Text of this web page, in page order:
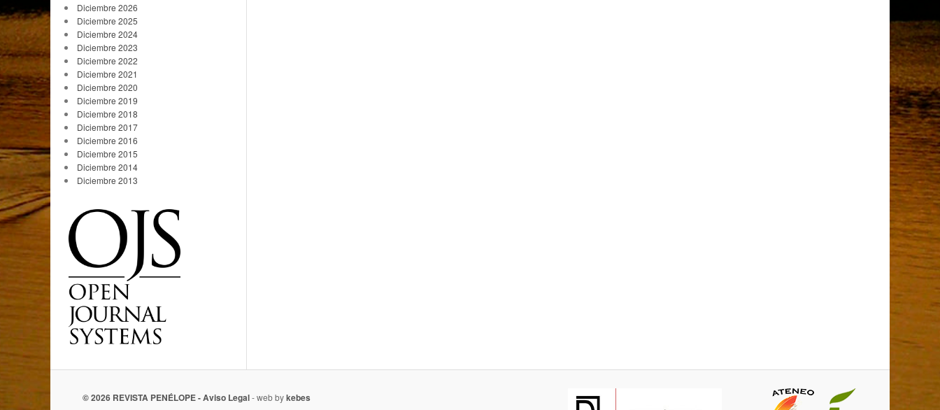
Diciembre 2026
Diciembre 2025
Diciembre 2024
Diciembre 2023
Diciembre 2022
Diciembre 2021
Diciembre 2020
Diciembre 2019
Diciembre 2018
Diciembre 2017
Diciembre 2016
Diciembre 2015
Diciembre 2014
Diciembre 2013
© 2026 REVISTA PENÉLOPE -Aviso Legal- web bykebes